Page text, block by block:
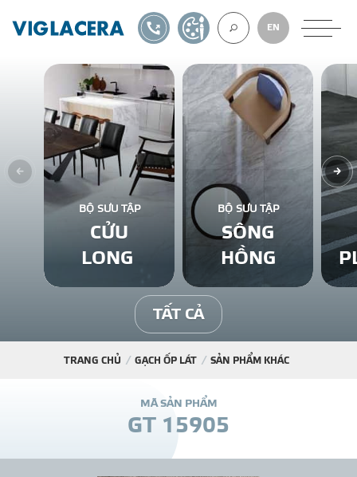
VỀ CHÚNG
GẠCH ỐP LÁT
BÊ TÔNG KHÍ
NGÓI LỢP
EN
1900561582TỰ THIẾT KẾ
BỘ SƯU TẬP
CỬU
LONG
BỘ SƯU TẬP
SÔNG
HỒNG
TẤT CẢ
TRANG CHỦ GẠCH ỐP LÁT SẢN PHẨM KHÁC
MÃ SẢN PHẨM
GT 15905